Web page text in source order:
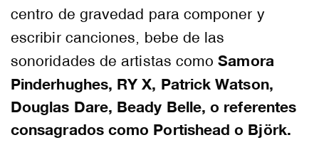
centro de gravedad para componer y
escribir canciones, bebe de las
sonoridades de artistas comoSamora
Pinderhughes, RY X, Patrick Watson,
Douglas Dare, Beady Belle, o referentes
consagrados como Portishead o Björk.